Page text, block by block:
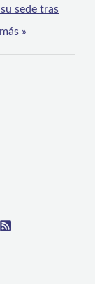
sede tras
»